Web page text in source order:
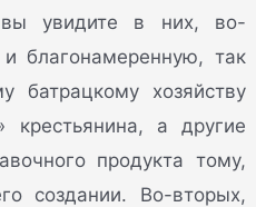
увидите в них, во-
благонамеренную, так
батрацкому хозяйству
крестьянина, а другие
продукта тому,
создании. Во-вторых,